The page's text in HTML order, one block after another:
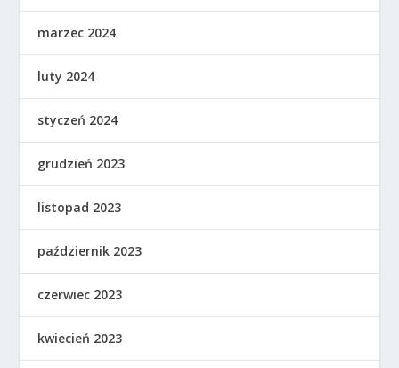
marzec 2024
luty 2024
styczeń 2024
grudzień 2023
listopad 2023
październik 2023
czerwiec 2023
kwiecień 2023